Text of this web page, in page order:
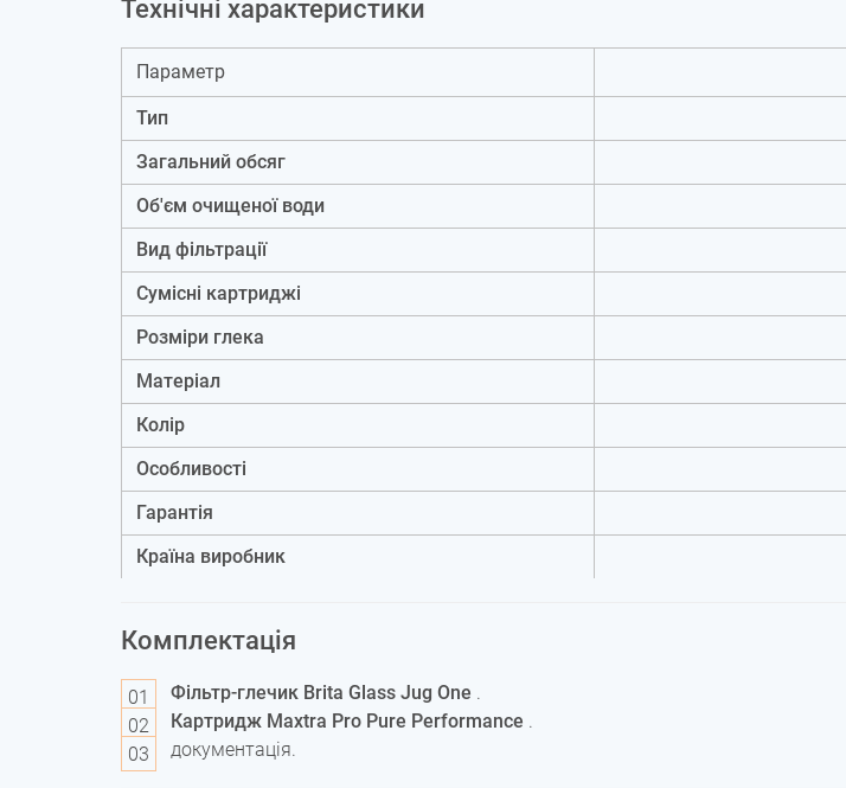
Технічні характеристики
Параметр
Тип
Загальний обсяг
Об'єм очищеної води
Вид фільтрації
Сумісні картриджі
Розміри глека
Матеріал
Колір
Особливості
Гарантія
Країна виробник
Комплектація
Фільтр-глечик Brita Glass Jug One .
Картридж Maxtra Pro Pure Performance .
документація.